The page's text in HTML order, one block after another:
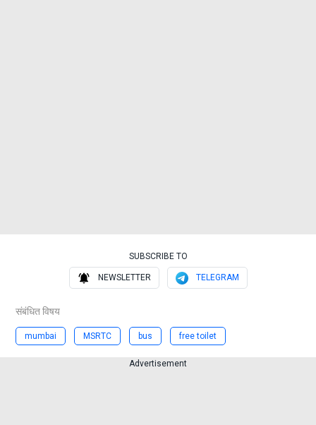
SUBSCRIBE TO
NEWSLETTER TELEGRAM
संबंधित विषय
mumbai MSRTC bus free toilet
Advertisement